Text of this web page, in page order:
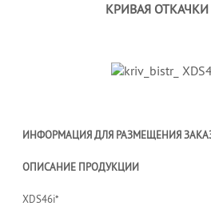
КРИВАЯ ОТКАЧКИ
ИНФОРМАЦИЯ ДЛЯ РАЗМЕЩЕНИЯ
ОПИСАНИЕ ПРОДУКЦИИ
XDS46i*